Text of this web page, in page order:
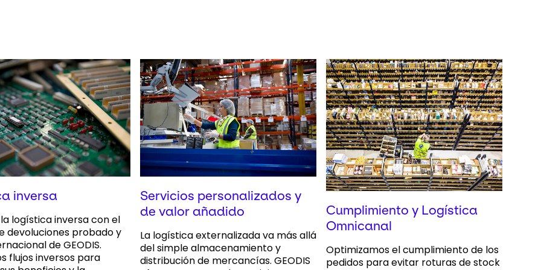
inversa
logística inversa con el
devoluciones probado y
de GEODIS.
flujos inversos para
Servicios personalizados y
de valor añadido
La logística externalizada va más allá
del simple almacenamiento y
distribución de mercancías. GEODIS
Cumplimiento y Logística
Omnicanal
Optimizamos el cumplimiento de los
pedidos para evitar roturas de stock